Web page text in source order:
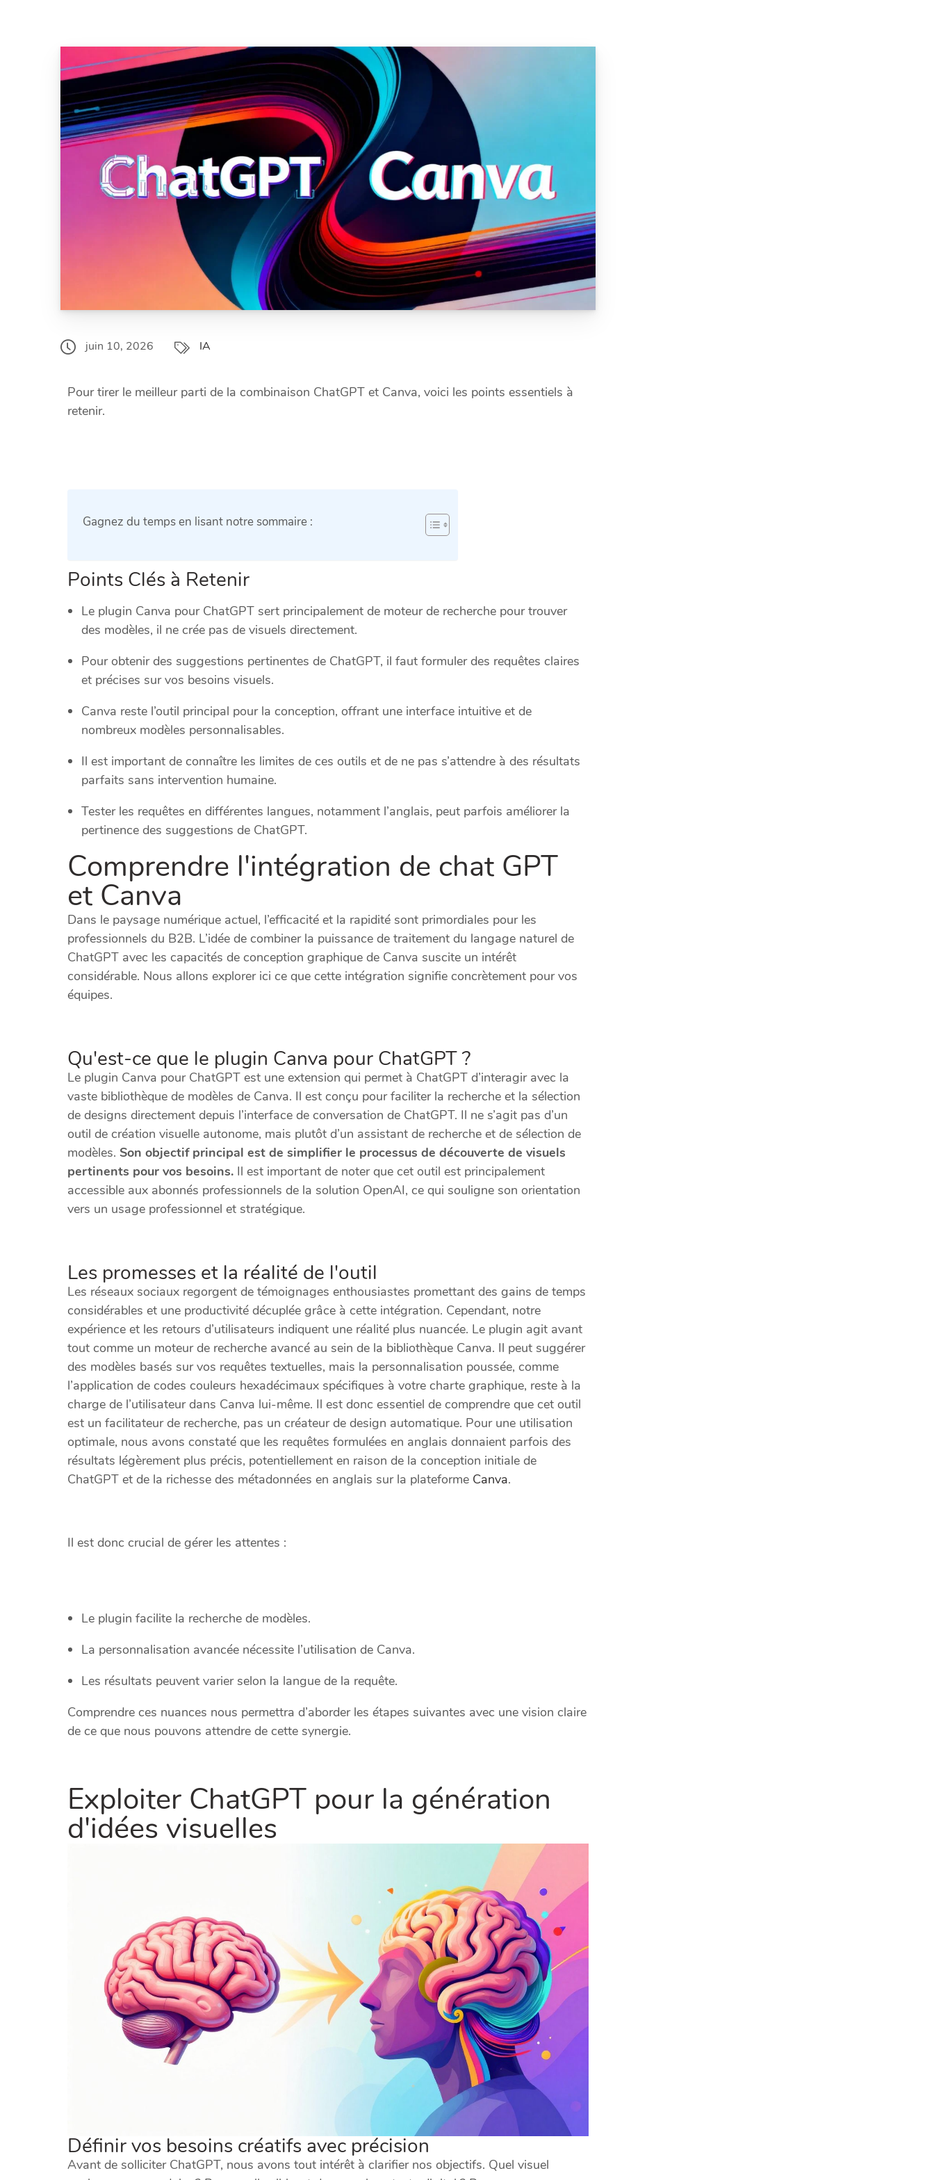
juin 10, 2026 IA
Pour tirer le meilleur parti de la combinaison ChatGPT et Canva, voici les points essentiels à
retenir.
Gagnez du temps en lisant notre sommaire :
Points Clés à Retenir
Le plugin Canva pour ChatGPT sert principalement de moteur de recherche pour trouver
des modèles, il ne crée pas de visuels directement.
Pour obtenir des suggestions pertinentes de ChatGPT, il faut formuler des requêtes claires
et précises sur vos besoins visuels.
Canva reste l’outil principal pour la conception, offrant une interface intuitive et de
nombreux modèles personnalisables.
Il est important de connaître les limites de ces outils et de ne pas s’attendre à des résultats
parfaits sans intervention humaine.
Tester les requêtes en différentes langues, notamment l’anglais, peut parfois améliorer la
pertinence des suggestions de ChatGPT.
Comprendre l'intégration de chat GPT
et Canva
Dans le paysage numérique actuel, l’efficacité et la rapidité sont primordiales pour les
professionnels du B2B. L’idée de combiner la puissance de traitement du langage naturel de
ChatGPT avec les capacités de conception graphique de Canva suscite un intérêt
considérable. Nous allons explorer ici ce que cette intégration signifie concrètement pour vos
équipes.
Qu'est-ce que le plugin Canva pour ChatGPT ?
Le plugin Canva pour ChatGPT est une extension qui permet à ChatGPT d’interagir avec la
vaste bibliothèque de modèles de Canva. Il est conçu pour faciliter la recherche et la sélection
de designs directement depuis l’interface de conversation de ChatGPT. Il ne s’agit pas d’un
outil de création visuelle autonome, mais plutôt d’un assistant de recherche et de sélection de
modèles. Son objectif principal est de simplifier le processus de découverte de visuels
pertinents pour vos besoins. Il est important de noter que cet outil est principalement
accessible aux abonnés professionnels de la solution OpenAI, ce qui souligne son orientation
vers un usage professionnel et stratégique.
Les promesses et la réalité de l'outil
Les réseaux sociaux regorgent de témoignages enthousiastes promettant des gains de temps
considérables et une productivité décuplée grâce à cette intégration. Cependant, notre
expérience et les retours d’utilisateurs indiquent une réalité plus nuancée. Le plugin agit avant
tout comme un moteur de recherche avancé au sein de la bibliothèque Canva. Il peut suggérer
des modèles basés sur vos requêtes textuelles, mais la personnalisation poussée, comme
l’application de codes couleurs hexadécimaux spécifiques à votre charte graphique, reste à la
charge de l’utilisateur dans Canva lui-même. Il est donc essentiel de comprendre que cet outil
est un facilitateur de recherche, pas un créateur de design automatique. Pour une utilisation
optimale, nous avons constaté que les requêtes formulées en anglais donnaient parfois des
résultats légèrement plus précis, potentiellement en raison de la conception initiale de
ChatGPT et de la richesse des métadonnées en anglais sur la plateforme Canva.
Il est donc crucial de gérer les attentes :
Le plugin facilite la recherche de modèles.
La personnalisation avancée nécessite l’utilisation de Canva.
Les résultats peuvent varier selon la langue de la requête.
Comprendre ces nuances nous permettra d’aborder les étapes suivantes avec une vision claire
de ce que nous pouvons attendre de cette synergie.
Exploiter ChatGPT pour la génération
d'idées visuelles
Définir vos besoins créatifs avec précision
Avant de solliciter ChatGPT, nous avons tout intérêt à clarifier nos objectifs. Quel visuel